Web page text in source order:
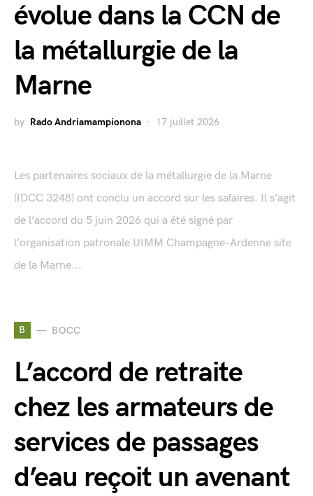
évolue dans la CCN de
la métallurgie de la
Marne
by Rado Andriamampionona 17 juillet 2026
Les partenaires sociaux de la métallurgie de la Marne
(IDCC 3248) ont conclu un accord sur les salaires. Il s’agit
de l’accord du 5 juin 2026 qui a été signé par
l’organisation patronale UIMM Champagne-Ardenne site
de la Marne...
B BOCC
L’accord de retraite
chez les armateurs de
services de passages
d’eau reçoit un avenant